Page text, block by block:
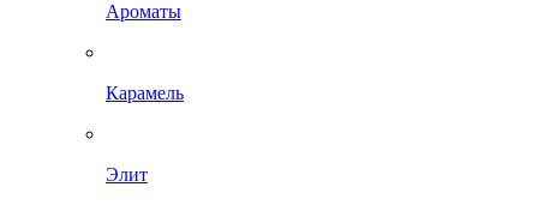
Ароматы
Карамель
Элит